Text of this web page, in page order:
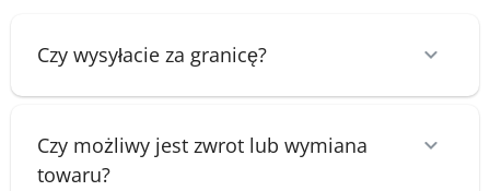
Czy wysyłacie za granicę?
Czy możliwy jest zwrot lub wymiana
towaru?